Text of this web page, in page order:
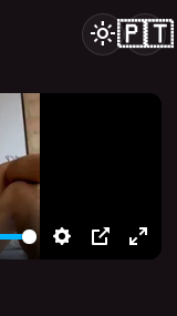
light_mode🇵🇹